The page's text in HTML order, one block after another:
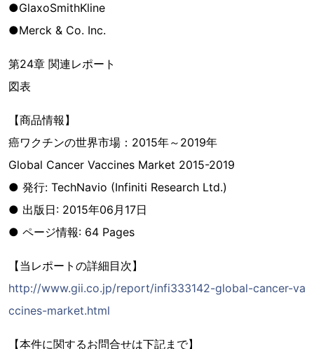
●GlaxoSmithKline
●Merck & Co. Inc.
第24章 関連レポート
図表
【商品情報】
癌ワクチンの世界市場：2015年～2019年
Global Cancer Vaccines Market 2015-2019
● 発行: TechNavio (Infiniti Research Ltd.)
● 出版日: 2015年06月17日
● ページ情報: 64 Pages
【当レポートの詳細目次】
http://www.gii.co.jp/report/infi333142-global-cancer-va
ccines-market.html
【本件に関するお問合せは下記まで】